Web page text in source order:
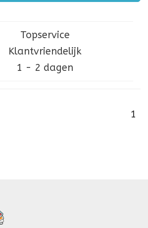
Topservice
Klantvriendelijk
1 - 2 dagen
1